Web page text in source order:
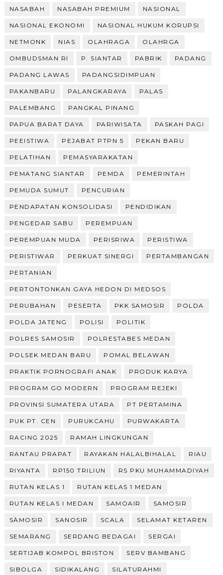
NASABAH NASABAH PREMIUM NASIONAL
NASIONAL EKONOMI NASIONAL HUKUM KORUPSI
NETMONK NIAS OLAHRAGA OLAHRGA
OMBUDSMAN RI P. SIANTAR PABRIK PADANG
PADANG LAWAS PADANGSIDIMPUAN
PAKANBARU PALANGKARAYA PALAS
PALEMBANG PANGKAL PINANG
PAPUA BARAT DAYA PARIWISATA PASKAH PAGI
PEEISTIWA PEJABAT PTPN 5 PEKAN BARU
PELATIHAN PEMASYARAKATAN
PEMATANG SIANTAR PEMDA PEMERINTAH
PEMUDA SUMUT PENCURIAN
PENDAPATAN KONSOLIDASI PENDIDIKAN
PENGEDAR SABU PEREMPUAN
PEREMPUAN MUDA PERISRIWA PERISTIWA
PERISTIWAR PERKUAT SINERGI PERTAMBANGAN
PERTANIAN
PERTONTONKAN GAYA HEDON DI MEDSOS
PERUBAHAN PESERTA PKK SAMOSIR POLDA
POLDA JATENG POLISI POLITIK
POLRES SAMOSIR POLRESTABES MEDAN
POLSEK MEDAN BARU POMAL BELAWAN
PRAKTIK PORNOGRAFI ANAK PRODUK KARYA
PROGRAM GO MODERN PROGRAM REJEKI
PROVINSI SUMATERA UTARA PT PERTAMINA
PUK PT. CEN PURUKCAHU PURWAKARTA
RACING 2025 RAMAH LINGKUNGAN
RANTAU PRAPAT RAYAKAN HALALBIHALAL RIAU
RIYANTA RP150 TRILIUN RS PKU MUHAMMADIYAH
RUTAN KELAS 1 RUTAN KELAS 1 MEDAN
RUTAN KELAS I MEDAN SAMOAIR SAMOSIR
SÀMOSIR SANOSIR SCALA SELAMAT KETAREN
SEMARANG SERDANG BEDAGAI SERGAI
SERTIJAB KOMPOL BRISTON SERV BAMBANG
SIBOLGA SIDIKALANG SILATURAHMI